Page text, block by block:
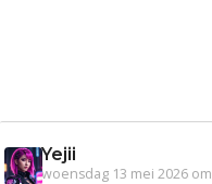
Yejii
woensdag 13 mei 2026 om